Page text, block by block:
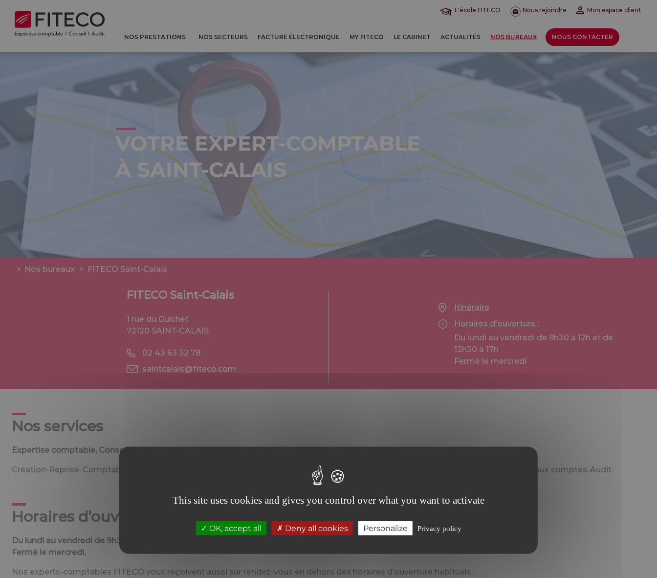
L'école FITECO Nous rejoindre Mon espace client
NOS PRESTATIONS NOS SECTEURS FACTURE ÉLECTRONIQUE MY FITECO LE CABINET ACTUALITÉS NOS BUREAUX NOUS CONTACTER
VOTRE EXPERT-COMPTABLE
À SAINT-CALAIS
> Nos bureaux > FITECO Saint-Calais
FITECO Saint-Calais
1 rue du Guichet
72120 SAINT-CALAIS
02 43 63 32 78
saintcalais@fiteco.com
Itinéraire
Horaires d'ouverture :
Du lundi au vendredi de 9h30 à 12h et de
13h30 à 17h
Fermé le mercredi
Nos services
Expertise comptable, Conseil, Audit.
Création-Reprise, Comptabilité-Gestion, Paie-Social, Juridique, Fiscalité, Patrimoine-Protection sociale, Transmission, Commissariat aux comptes-Audit.
Horaires d’ouverture
Du lundi au vendredi de 9h30 à 12h et de 13h30 à 17h.
Fermé le mercredi.
Nos experts-comptables FITECO vous reçoivent aussi sur rendez-vous en dehors des horaires d’ouverture habituels.
This site uses cookies and gives you control over what you want to activate
OK, accept all Deny all cookies Personalize Privacy policy